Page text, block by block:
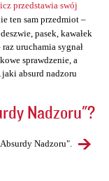
przedstawia swój
ten sam przedmiot –
pasek, kawałek
uruchamia sygnał
sprawdzenie, a
absurd nadzoru
Nadzoru"?
Nadzoru".